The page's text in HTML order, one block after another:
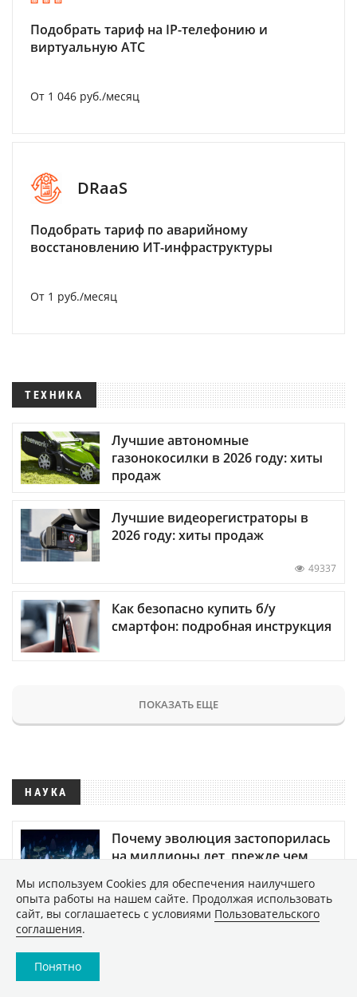
Подобрать тариф на IP-телефонию и
виртуальную АТС
От 1 046 руб./месяц
DRaaS
Подобрать тариф по аварийному
восстановлению ИТ-инфраструктуры
От 1 руб./месяц
ТЕХНИКА
Лучшие автономные
газонокосилки в 2026 году: хиты
продаж
Лучшие видеорегистраторы в
2026 году: хиты продаж
49337
Как безопасно купить б/у
смартфон: подробная инструкция
ПОКАЗАТЬ ЕЩЕ
НАУКА
Почему эволюция застопорилась
на миллионы лет, прежде чем
Мы используем Сookies для обеспечения наилучшего
опыта работы на нашем сайте. Продолжая использовать
сайт, вы соглашаетесь с условиями Пользовательского
соглашения.
Понятно